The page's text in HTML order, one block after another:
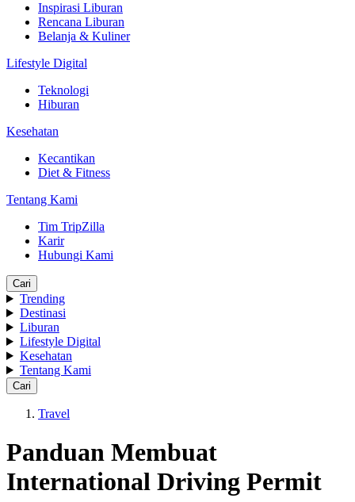
Inspirasi Liburan
Rencana Liburan
Belanja & Kuliner
Lifestyle Digital
Teknologi
Hiburan
Kesehatan
Kecantikan
Diet & Fitness
Tentang Kami
Tim TripZilla
Karir
Hubungi Kami
Cari
Trending
Destinasi
Liburan
Lifestyle Digital
Kesehatan
Tentang Kami
Cari
Travel
Panduan Membuat
International Driving Permit